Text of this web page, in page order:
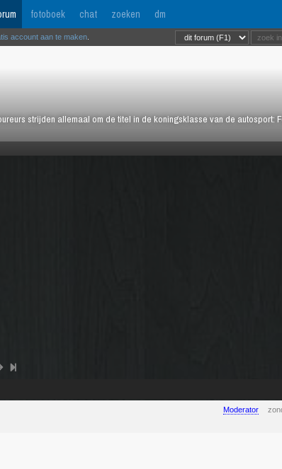
fotoboek chat zoeken dm
strijden allemaal om de titel in de koningsklasse van de
account aan te maken
Moderator